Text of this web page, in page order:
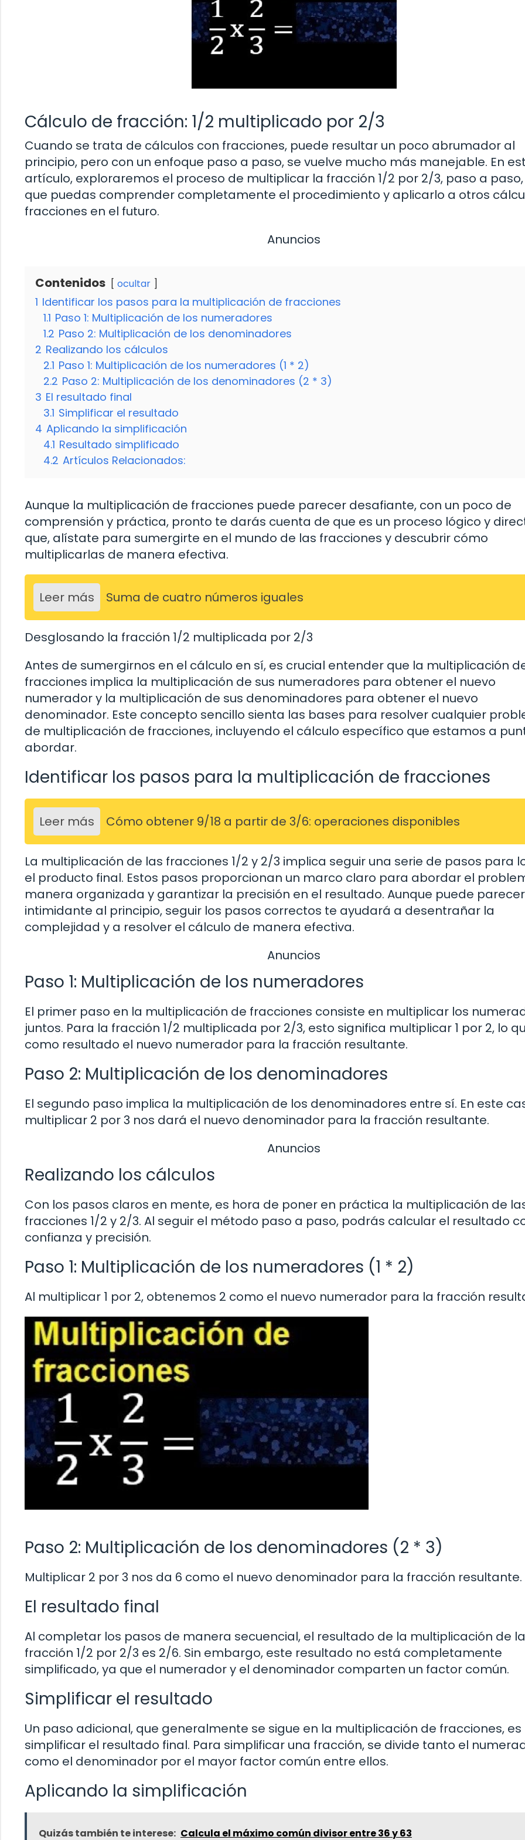
Cálculo de fracción: 1/2 multiplicado por 2/3
Cuando se trata de cálculos con fracciones, puede resultar un poco abrumador al
principio, pero con un enfoque paso a paso, se vuelve mucho más manejable. En
artículo, exploraremos el proceso de multiplicar la fracción 1/2 por 2/3, paso a
que puedas comprender completamente el procedimiento y aplicarlo a otros
fracciones en el futuro.
Anuncios
Contenidos ocultar
1 Identificar los pasos para la multiplicación de fracciones
1.1 Paso 1: Multiplicación de los numeradores
1.2 Paso 2: Multiplicación de los denominadores
2 Realizando los cálculos
2.1 Paso 1: Multiplicación de los numeradores (1 * 2)
2.2 Paso 2: Multiplicación de los denominadores (2 * 3)
3 El resultado final
3.1 Simplificar el resultado
4 Aplicando la simplificación
4.1 Resultado simplificado
4.2 Artículos Relacionados:
Aunque la multiplicación de fracciones puede parecer desafiante, con un poco de
comprensión y práctica, pronto te darás cuenta de que es un proceso lógico y
que, alístate para sumergirte en el mundo de las fracciones y descubrir cómo
multiplicarlas de manera efectiva.
Leer más Suma de cuatro números iguales
Desglosando la fracción 1/2 multiplicada por 2/3
Antes de sumergirnos en el cálculo en sí, es crucial entender que la multiplicación
fracciones implica la multiplicación de sus numeradores para obtener el nuevo
numerador y la multiplicación de sus denominadores para obtener el nuevo
denominador. Este concepto sencillo sienta las bases para resolver cualquier
de multiplicación de fracciones, incluyendo el cálculo específico que estamos a
abordar.
Identificar los pasos para la multiplicación de fracciones
Leer más Cómo obtener 9/18 a partir de 3/6: operaciones disponibles
La multiplicación de las fracciones 1/2 y 2/3 implica seguir una serie de pasos para
el producto final. Estos pasos proporcionan un marco claro para abordar el
manera organizada y garantizar la precisión en el resultado. Aunque puede parecer
intimidante al principio, seguir los pasos correctos te ayudará a desentrañar la
complejidad y a resolver el cálculo de manera efectiva.
Anuncios
Paso 1: Multiplicación de los numeradores
El primer paso en la multiplicación de fracciones consiste en multiplicar los
juntos. Para la fracción 1/2 multiplicada por 2/3, esto significa multiplicar 1 por 2, lo
como resultado el nuevo numerador para la fracción resultante.
Paso 2: Multiplicación de los denominadores
El segundo paso implica la multiplicación de los denominadores entre sí. En este
multiplicar 2 por 3 nos dará el nuevo denominador para la fracción resultante.
Anuncios
Realizando los cálculos
Con los pasos claros en mente, es hora de poner en práctica la multiplicación de
fracciones 1/2 y 2/3. Al seguir el método paso a paso, podrás calcular el resultado
confianza y precisión.
Paso 1: Multiplicación de los numeradores (1 * 2)
Al multiplicar 1 por 2, obtenemos 2 como el nuevo numerador para la fracción
Paso 2: Multiplicación de los denominadores (2 * 3)
Multiplicar 2 por 3 nos da 6 como el nuevo denominador para la fracción resultante.
El resultado final
Al completar los pasos de manera secuencial, el resultado de la multiplicación de la
fracción 1/2 por 2/3 es 2/6. Sin embargo, este resultado no está completamente
simplificado, ya que el numerador y el denominador comparten un factor común.
Simplificar el resultado
Un paso adicional, que generalmente se sigue en la multiplicación de fracciones, es
simplificar el resultado final. Para simplificar una fracción, se divide tanto el
como el denominador por el mayor factor común entre ellos.
Aplicando la simplificación
Quizás también te interese: Calcula el máximo común divisor entre 36 y 63